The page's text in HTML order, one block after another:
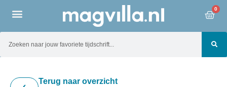
0
Terug naar overzicht